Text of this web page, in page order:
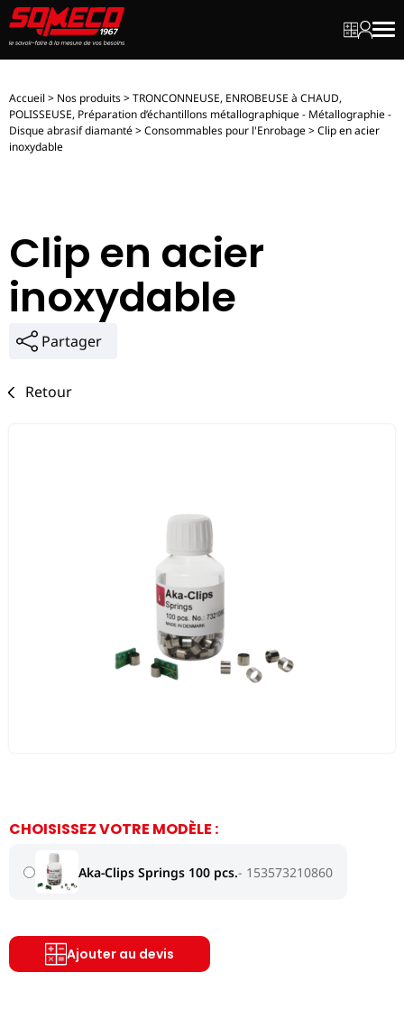
MonMon
Accueil > Nos produits>TRONCONNEUSE, ENROBEUSE à CHAUD,
POLISSEUSE, Préparation d’échantillons métallographique - Métallographie -
Disque abrasif diamanté>Consommables pour l'Enrobage>Clip en acier
inoxydable
Clip en acier
inoxydable
Partager
Retour
CHOISISSEZ VOTRE MODÈLE :
Aka-Clips Springs 100 pcs. 153573210860
Ajouter au devis